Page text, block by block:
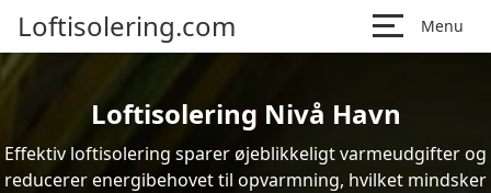
Loftisolering.com Menu
Loftisolering Nivå Havn
Effektiv loftisolering sparer øjeblikkeligt varmeudgifter og
reducerer energibehovet til opvarmning, hvilket mindsker